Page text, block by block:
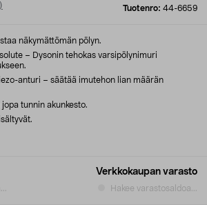
Tuotenro: 44-6659
Verkkokaupan varasto
Hakee varastosaldoa...
näkymättömän pölyn.
– Dysonin tehokas varsipölynimuri
anturi – säätää imutehon lian määrän
tunnin akunkesto.